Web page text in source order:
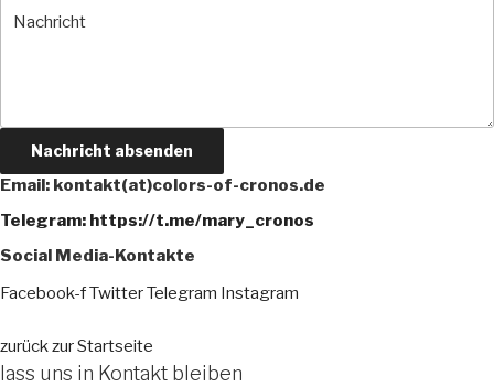
Nachricht absenden
Email: kontakt(at)colors-of-cronos.de
Telegram: https://t.me/mary_cronos
Social Media-Kontakte
Facebook-fTwitterTelegram Instagram
zurück zur Startseite
lass uns in Kontakt bleiben